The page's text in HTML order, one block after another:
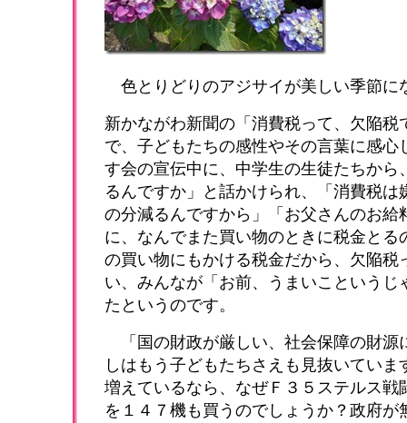
色とりどりのアジサイが美しい季節に
新かながわ新聞の「消費税って、欠陥税
で、子どもたちの感性やその言葉に感心
す会の宣伝中に、中学生の生徒たちから
るんですか」と話かけられ、「消費税は
の分減るんですから」「お父さんのお給
に、なんでまた買い物のときに税金とる
の買い物にもかける税金だから、欠陥税
い、みんなが「お前、うまいこというじ
たというのです。
「国の財政が厳しい、社会保障の財源
しはもう子どもたちさえも見抜いてい
増えているなら、なぜＦ３５ステルス戦
を１４７機も買うのでしょうか？政府が